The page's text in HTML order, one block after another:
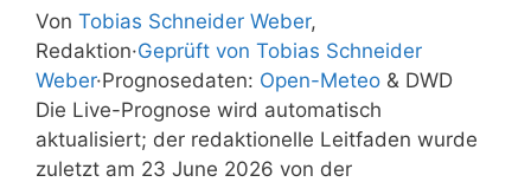
Von Tobias Schneider Weber,
Redaktion·Geprüft von Tobias Schneider
Weber·Prognosedaten: Open-Meteo & DWD
Die Live-Prognose wird automatisch
aktualisiert; der redaktionelle Leitfaden wurde
zuletzt am 23 June 2026 von der